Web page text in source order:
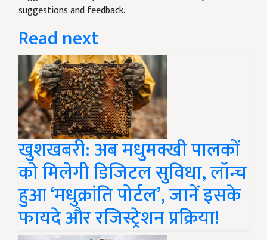
suggestions and feedback.
Read next
खुशखबरी: अब मधुमक्खी पालकों
को मिलेगी डिजिटल सुविधा, लॉन्च
हुआ ‘मधुक्रांति पोर्टल’, जानें इसके
फायदे और रजिस्ट्रेशन प्रक्रिया!